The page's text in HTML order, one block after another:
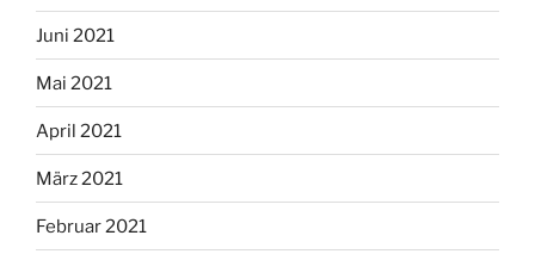
Juni 2021
Mai 2021
April 2021
März 2021
Februar 2021